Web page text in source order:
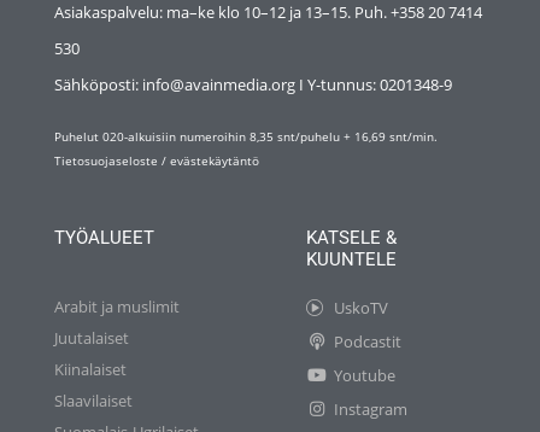
Asiakaspalvelu: ma–ke klo 10–12 ja 13–15. Puh. +358 20 7414
530
Sähköposti: info@avainmedia.org I Y-tunnus:0201348-9
Puhelut 020-alkuisiin numeroihin 8,35 snt/puhelu + 16,69 snt/min.
Tietosuojaseloste / evästekäytäntö
TYÖALUEET
Arabit ja muslimit
Juutalaiset
Kiinalaiset
Slaavilaiset
KATSELE &
KUUNTELE
UskoTV
Podcastit
Youtube
Instagram